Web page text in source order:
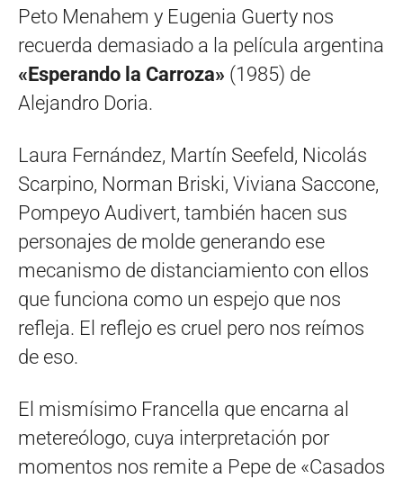
Peto Menahem y Eugenia Guerty nos
recuerda demasiado a la película argentina
«Esperando la Carroza» (1985) de
Alejandro Doria.
Laura Fernández, Martín Seefeld, Nicolás
Scarpino, Norman Briski, Viviana Saccone,
Pompeyo Audivert, también hacen sus
personajes de molde generando ese
mecanismo de distanciamiento con ellos
que funciona como un espejo que nos
refleja. El reflejo es cruel pero nos reímos
de eso.
El mismísimo Francella que encarna al
metereólogo, cuya interpretación por
momentos nos remite a Pepe de «Casados